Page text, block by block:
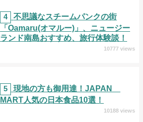
4
不思議なスチームパンクの街
「Oamaru(オマルー)」、ニュージー
ランド南島おすすめ、旅行体験談！
10777 views
5
現地の方も御用達！JAPAN
MART人気の日本食品10選！
10188 views